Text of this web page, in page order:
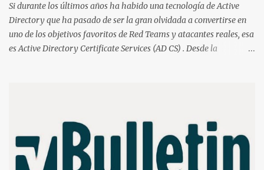
Si durante los últimos años ha habido una tecnología de Active
Directory que ha pasado de ser la gran olvidada a convertirse en
uno de los objetivos favoritos de Red Teams y atacantes reales, esa
es Active Directory Certificate Services (AD CS) . Desde la
elevación de privilegios que afecta a Microsoft Active Directory
Certificate Services y que, según Microsoft, permite que un usuario
autenticado eleve privilegios a través de la red debido a un
problema de autorización. La vulnerabilidad ha recibido una